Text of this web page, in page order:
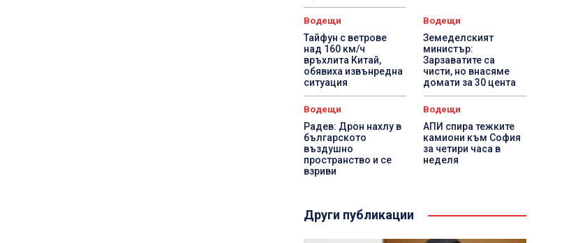
Водещи
Тайфун с ветрове
над 160 км/ч
връхлита Китай,
обявиха извънредна
ситуация
Водещи
Земеделският
министър:
Зарзаватите са
чисти, но внасяме
домати за 30 цента
Водещи
Радев: Дрон нахлу в
българското
въздушно
пространство и се
взриви
Водещи
АПИ спира тежките
камиони към София
за четири часа в
неделя
Други публикации